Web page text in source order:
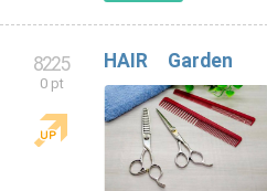
8225
0 pt
HAIR Garden